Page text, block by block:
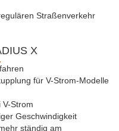
Straßenverkehr
X
für V-Strom-Modelle
V-Strom
Geschwindigkeit
ständig am